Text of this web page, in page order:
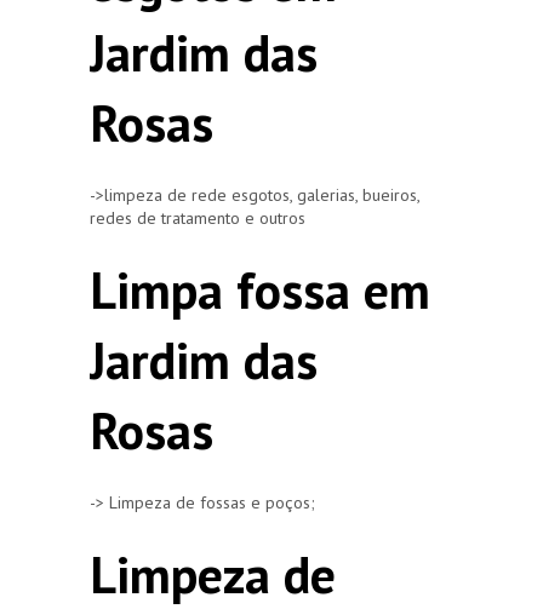
Jardim das
Rosas
->limpeza de rede esgotos, galerias, bueiros,
redes de tratamento e outros
Limpa fossa em
Jardim das
Rosas
-> Limpeza de fossas e poços;
Limpeza de